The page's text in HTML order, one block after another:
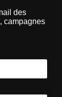
des
campagnes